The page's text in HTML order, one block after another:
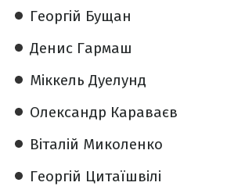
Георгій Бущан
Денис Гармаш
Міккель Дуелунд
Олександр Караваєв
Віталій Миколенко
Георгій Цитаїшвілі